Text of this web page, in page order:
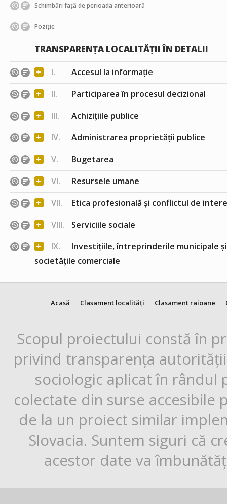
Schimbări față de perioada anterioară
Poziție
TRANSPARENȚA LOCALITĂȚII ÎN DETALII
+
I. Accesul la informație
+ II. Participarea în procesul decizional
+ III. Achizițiile publice
+ IV. Administrarea proprietății publice
+ V. Bugetarea
+ VI. Resursele umane
+ VII. Etica profesională și conflictul de
+ VIII. Serviciile sociale
+ IX.
Investițiile, întreprinderile municipale
societățile comerciale
Acasă Clasament localități Clasament raioane
Scopul proiectului constă în
privind transparența
sociologic aplicat în rândul
colectate din surse
de la un proiect similar
Slovacia. Suntem siguri că
acestor date va